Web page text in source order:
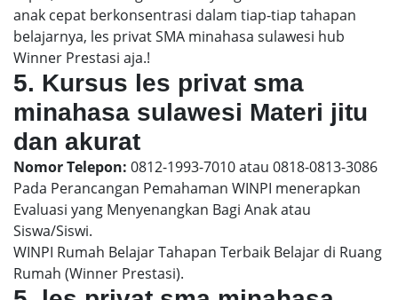
anak cepat berkonsentrasi dalam tiap-tiap tahapan
belajarnya, les privat SMA minahasa sulawesi hub
Winner Prestasi aja.!
5. Kursus les privat sma
minahasa sulawesi Materi jitu
dan akurat
Nomor Telepon: 0812-1993-7010 atau 0818-0813-3086
Pada Perancangan Pemahaman WINPI menerapkan
Evaluasi yang Menyenangkan Bagi Anak atau
Siswa/Siswi.
WINPI Rumah Belajar Tahapan Terbaik Belajar di Ruang
Rumah (Winner Prestasi).